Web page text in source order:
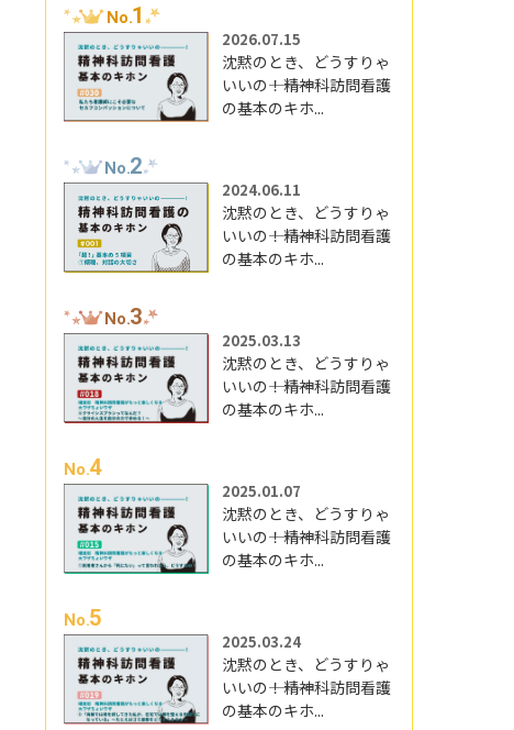
No.1
2026.07.15
沈黙のとき、どうすりゃ
いいの―――！精神科訪問看護
の基本のキホ...
No.2
2024.06.11
沈黙のとき、どうすりゃ
いいの―――！精神科訪問看護
の基本のキホ...
No.3
2025.03.13
沈黙のとき、どうすりゃ
いいの―――！精神科訪問看護
の基本のキホ...
No.4
2025.01.07
沈黙のとき、どうすりゃ
いいの―――！精神科訪問看護
の基本のキホ...
No.5
2025.03.24
沈黙のとき、どうすりゃ
いいの―――！精神科訪問看護
の基本のキホ...